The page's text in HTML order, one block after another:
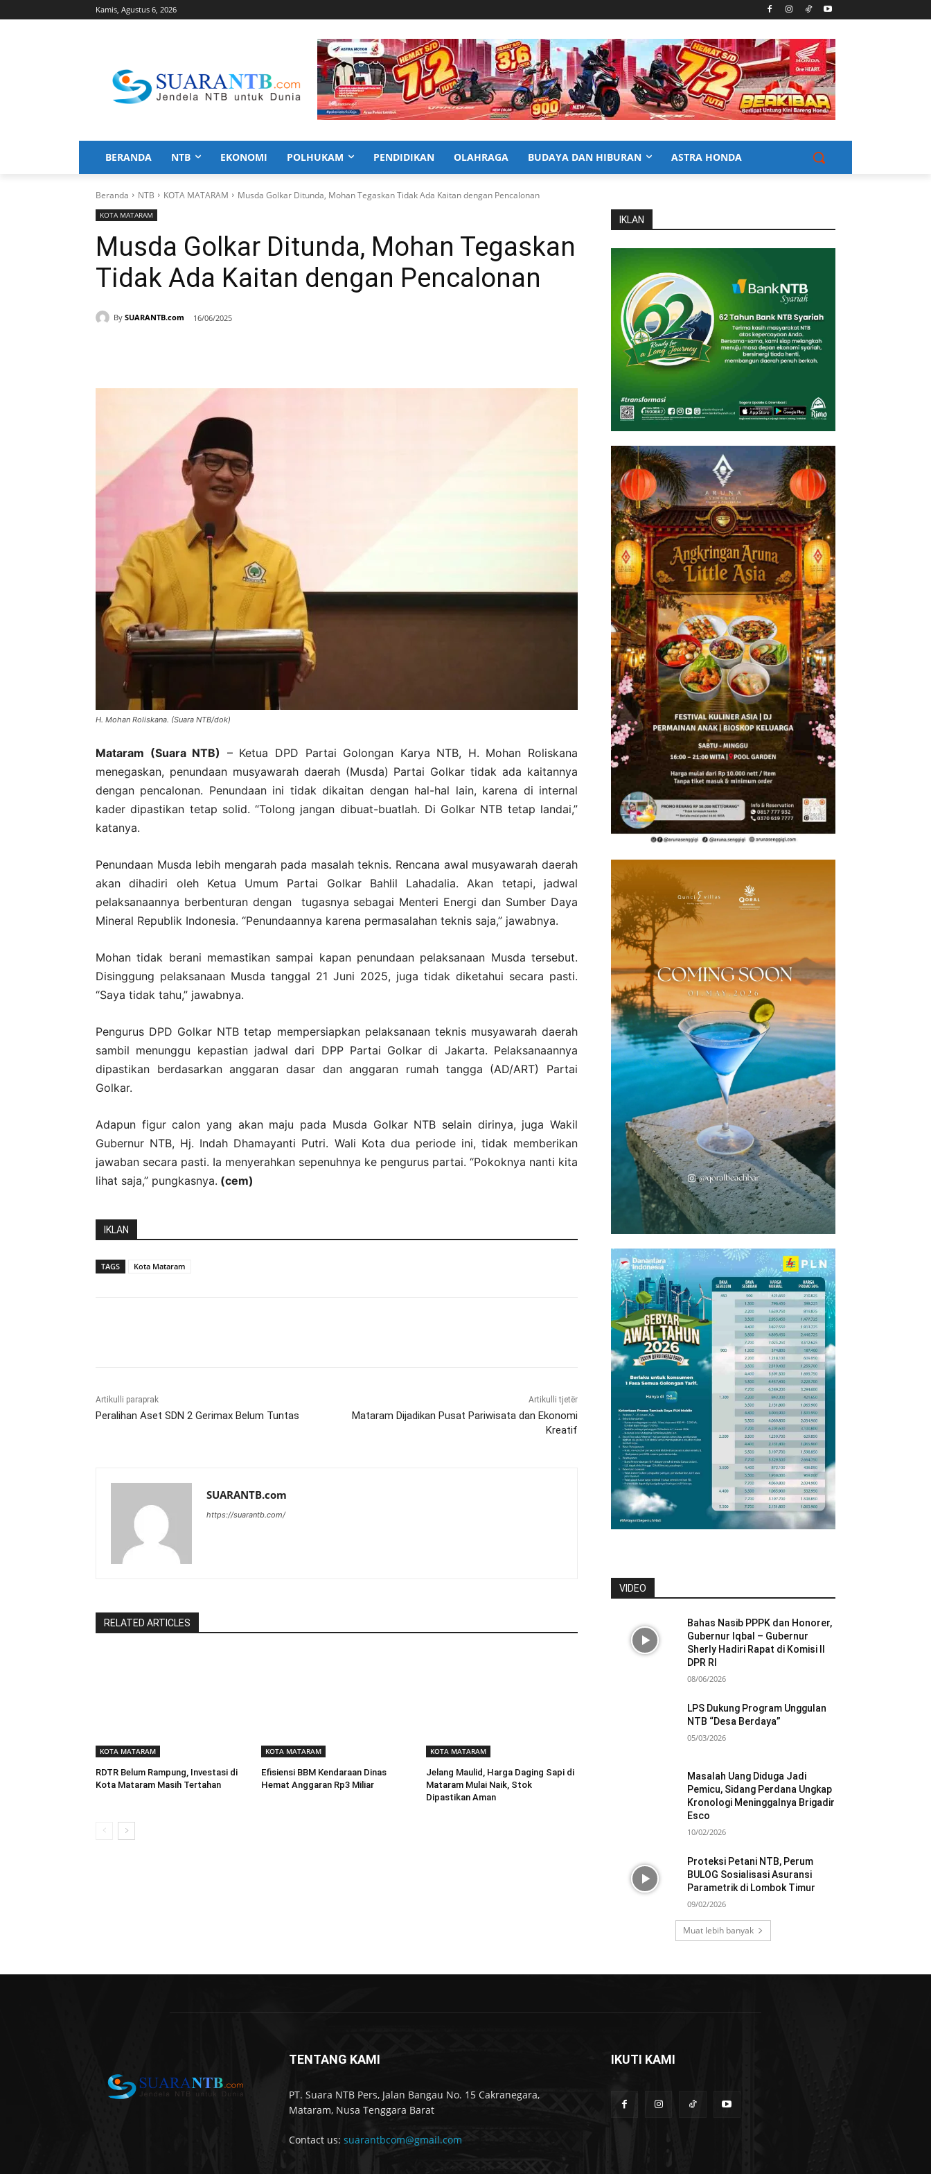
Kamis, Agustus 6, 2026
BERANDA NTB EKONOMI POLHUKAM PENDIDIKAN OLAHRAGA BUDAYA DAN HIBURAN ASTRA HONDA
Beranda NTB KOTA MATARAM Musda Golkar Ditunda, Mohan Tegaskan Tidak Ada Kaitan dengan Pencalonan
KOTA MATARAM
Musda Golkar Ditunda, Mohan Tegaskan
Tidak Ada Kaitan dengan Pencalonan
By SUARANTB.com 16/06/2025
H. Mohan Roliskana. (Suara NTB/dok)
Mataram (Suara NTB) – Ketua DPD Partai Golongan Karya NTB, H. Mohan Roliskana
menegaskan, penundaan musyawarah daerah (Musda) Partai Golkar tidak ada kaitannya
dengan pencalonan. Penundaan ini tidak dikaitan dengan hal-hal lain, karena di internal
kader dipastikan tetap solid. “Tolong jangan dibuat-buatlah. Di Golkar NTB tetap landai,”
katanya.
Penundaan Musda lebih mengarah pada masalah teknis. Rencana awal musyawarah daerah
akan dihadiri oleh Ketua Umum Partai Golkar Bahlil Lahadalia. Akan tetapi, jadwal
pelaksanaannya berbenturan dengan tugasnya sebagai Menteri Energi dan Sumber Daya
Mineral Republik Indonesia. “Penundaannya karena permasalahan teknis saja,” jawabnya.
Mohan tidak berani memastikan sampai kapan penundaan pelaksanaan Musda tersebut.
Disinggung pelaksanaan Musda tanggal 21 Juni 2025, juga tidak diketahui secara pasti.
“Saya tidak tahu,” jawabnya.
Pengurus DPD Golkar NTB tetap mempersiapkan pelaksanaan teknis musyawarah daerah
sambil menunggu kepastian jadwal dari DPP Partai Golkar di Jakarta. Pelaksanaannya
dipastikan berdasarkan anggaran dasar dan anggaran rumah tangga (AD/ART) Partai
Golkar.
Adapun figur calon yang akan maju pada Musda Golkar NTB selain dirinya, juga Wakil
Gubernur NTB, Hj. Indah Dhamayanti Putri. Wali Kota dua periode ini, tidak memberikan
jawaban secara pasti. Ia menyerahkan sepenuhnya ke pengurus partai. “Pokoknya nanti kita
lihat saja,” pungkasnya. (cem)
IKLAN
TAGS Kota Mataram
Artikulli paraprak
Peralihan Aset SDN 2 Gerimax Belum Tuntas
Artikulli tjetër
Mataram Dijadikan Pusat Pariwisata dan Ekonomi
Kreatif
SUARANTB.com
https://suarantb.com/
RELATED ARTICLES
KOTA MATARAM
RDTR Belum Rampung, Investasi di
Kota Mataram Masih Tertahan
KOTA MATARAM
Efisiensi BBM Kendaraan Dinas
Hemat Anggaran Rp3 Miliar
KOTA MATARAM
Jelang Maulid, Harga Daging Sapi di
Mataram Mulai Naik, Stok
Dipastikan Aman
IKLAN
VIDEO
Bahas Nasib PPPK dan Honorer,
Gubernur Iqbal – Gubernur
Sherly Hadiri Rapat di Komisi II
DPR RI
08/06/2026
LPS Dukung Program Unggulan
NTB “Desa Berdaya”
05/03/2026
Masalah Uang Diduga Jadi
Pemicu, Sidang Perdana Ungkap
Kronologi Meninggalnya Brigadir
Esco
10/02/2026
Proteksi Petani NTB, Perum
BULOG Sosialisasi Asuransi
Parametrik di Lombok Timur
09/02/2026
Muat lebih banyak
TENTANG KAMI
PT. Suara NTB Pers, Jalan Bangau No. 15 Cakranegara,
Mataram, Nusa Tenggara Barat
Contact us: suarantbcom@gmail.com
IKUTI KAMI